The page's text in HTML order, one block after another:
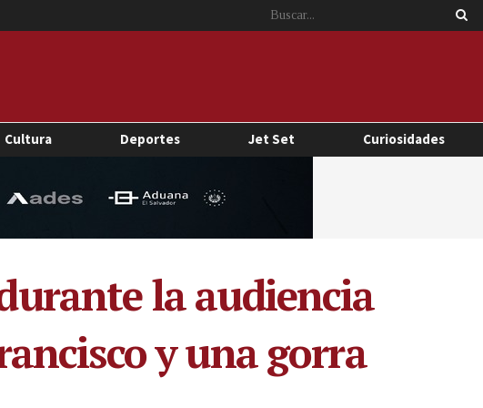
Cultura Deportes Jet Set Curiosidades
la audiencia
y una gorra